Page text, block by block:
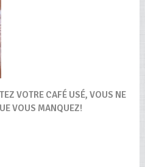
VOTRE CAFÉ USÉ, VOUS NE
VOUS MANQUEZ!